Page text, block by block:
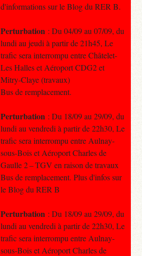
d'informations sur le Blog du RER B.
Perturbation : Du 04/09 au 07/09, du
lundi au jeudi à partir de 21h45, Le
trafic sera interrompu entre Châtelet-
Les Halles et Aéroport CDG2 et
Mitry-Claye (travaux)
Bus de remplacement.
Perturbation : Du 18/09 au 29/09, du
lundi au vendredi à partir de 22h30, Le
trafic sera interrompu entre Aulnay-
sous-Bois et Aéroport Charles de
Gaulle 2 – TGV en raison de travaux
Bus de remplacement. Plus d'infos sur
le Blog du RER B
Perturbation : Du 18/09 au 29/09, du
lundi au vendredi à partir de 22h30, Le
trafic sera interrompu entre Aulnay-
sous-Bois et Aéroport Charles de